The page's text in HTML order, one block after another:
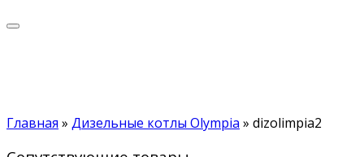
Главная » Дизельные котлы Olympia » dizolimpia2